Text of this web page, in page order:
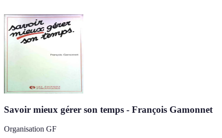
Savoir mieux gérer son temps - François Gamonnet
Organisation GF